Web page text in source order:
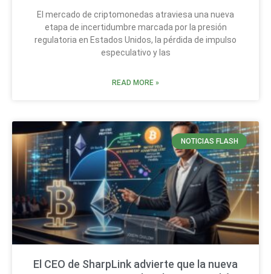
El mercado de criptomonedas atraviesa una nueva
etapa de incertidumbre marcada por la presión
regulatoria en Estados Unidos, la pérdida de impulso
especulativo y las
READ MORE »
NOTICIAS FLASH
El CEO de SharpLink advierte que la nueva